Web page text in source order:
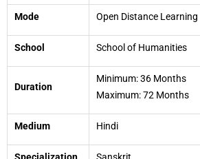
Mode Open Distance Learning
School School of Humanities
Duration
Minimum: 36 Months
Maximum: 72 Months
Medium Hindi